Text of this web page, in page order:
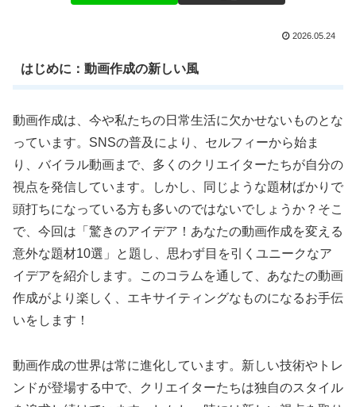
2026.05.24
はじめに：動画作成の新しい風
動画作成は、今や私たちの日常生活に欠かせないものとな
っています。SNSの普及により、セルフィーから始ま
り、バイラル動画まで、多くのクリエイターたちが自分の
視点を発信しています。しかし、同じような題材ばかりで
頭打ちになっている方も多いのではないでしょうか？そこ
で、今回は「驚きのアイデア！あなたの動画作成を変える
意外な題材10選」と題し、思わず目を引くユニークなア
イデアを紹介します。このコラムを通して、あなたの動画
作成がより楽しく、エキサイティングなものになるお手伝
いをします！
動画作成の世界は常に進化しています。新しい技術やトレ
ンドが登場する中で、クリエイターたちは独自のスタイル